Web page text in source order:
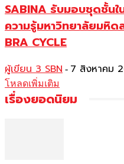
SABINA รับมอบชุดชั้นใ
ความรู้มหาวิทยาลัยมหิด
BRA CYCLE
ผู้เขียน 3 SBN - 7 สิงหาคม
โหลดเพิ่มเติม
เรื่องยอดนิยม